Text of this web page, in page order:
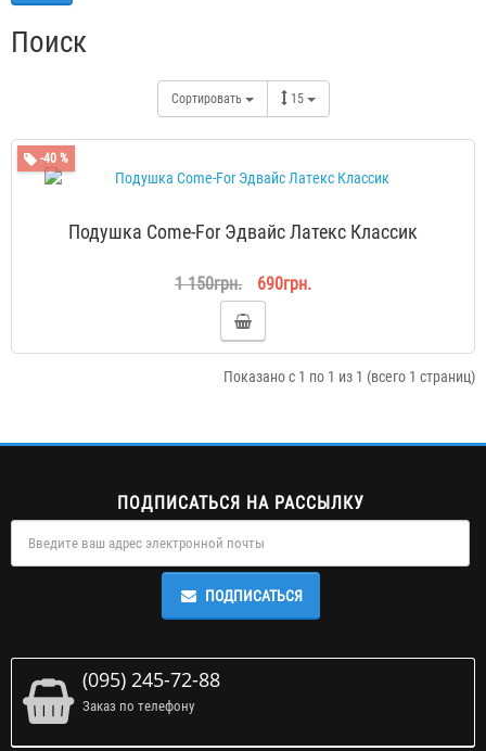
Поиск
Сортировать 15
-40 %
Подушка Come-For Эдвайс Латекс Классик
1 150грн. 690грн.
Показано с 1 по 1 из 1 (всего 1 страниц)
ПОДПИСАТЬСЯ НА РАССЫЛКУ
ПОДПИСАТЬСЯ
(095) 245-72-88
Заказ по телефону